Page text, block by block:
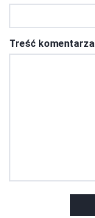
Treść komentarza